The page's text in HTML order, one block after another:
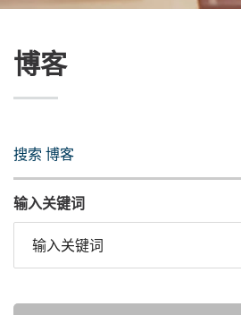
博客
搜索 博客
输入关键词